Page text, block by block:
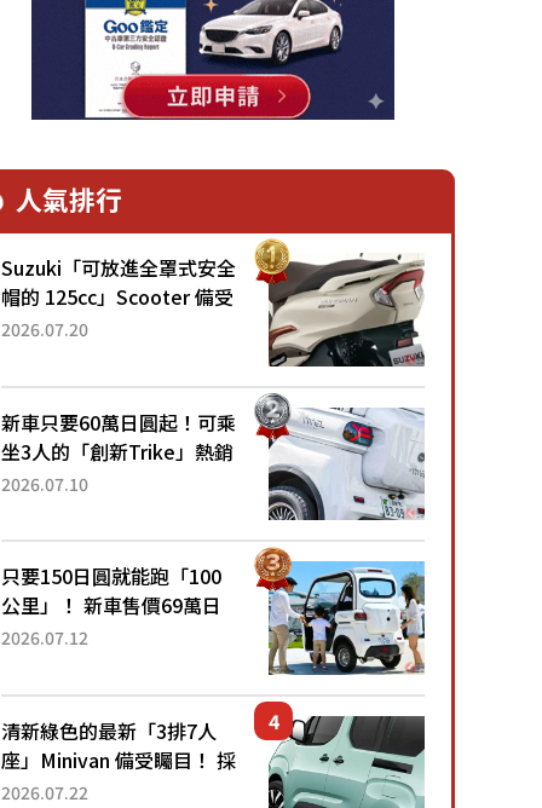
人氣排行
Suzuki「可放進全罩式安全
帽的 125cc」Scooter 備受
矚目！採用全新流線設計與
已陸續開始出口的新款
「B...
2026.07.20
新車只要60萬日圓起！可乘
坐3人的「創新Trike」熱銷
大賣成為人氣車款！「養車
日圓就能跑100公里」「小
朋友坐得...
2026.07.10
只要150日圓就能跑「100
公里」！ 新車售價69萬日
圓的「3人座」Trike大受歡
為何能迅速熱賣？
2026.07.12
清新綠色的最新「3排7人
座」Minivan 備受矚目！ 採
用全長4.7公尺剛剛好的車
2026.07.22